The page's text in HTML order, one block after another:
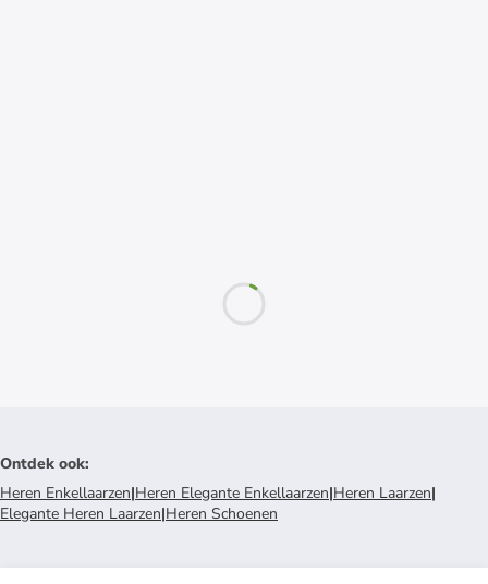
Ontdek ook:
Heren Enkellaarzen|Heren Elegante Enkellaarzen|Heren Laarzen|
Elegante Heren Laarzen|Heren Schoenen